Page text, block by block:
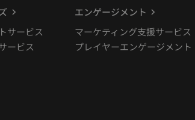
サービス
ービス
エンゲージメント
マーケティング支援サービス
プレイヤーエンゲージメント